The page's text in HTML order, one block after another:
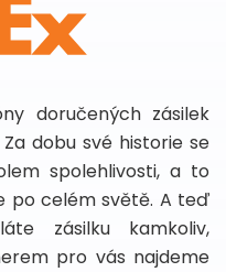
doručených zásilek
dobu své historie se
spolehlivosti, a to
po celém světě. A teď
zásilku kamkoliv,
pro vás najdeme